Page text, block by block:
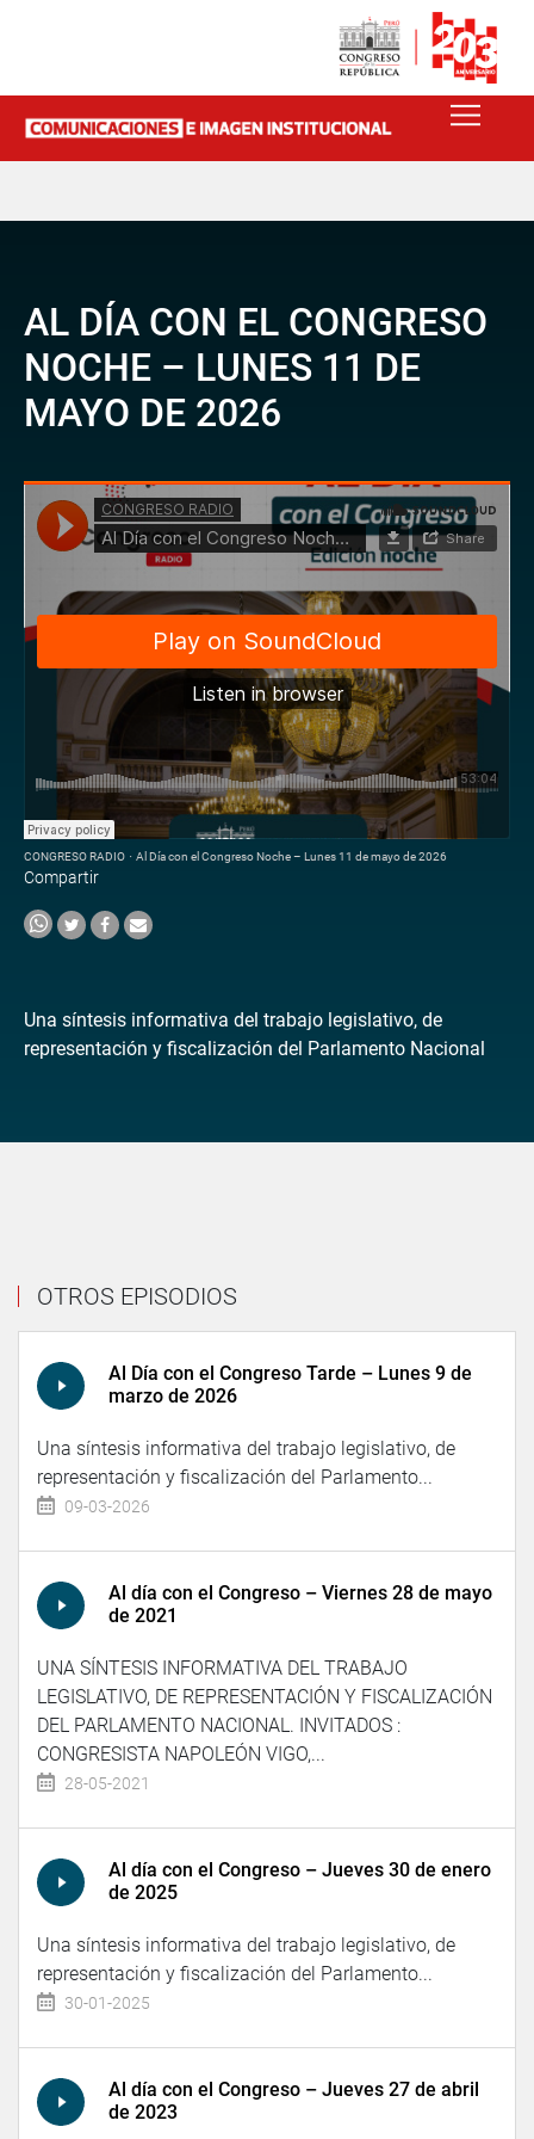
AL DÍA CON EL CONGRESO
NOCHE – LUNES 11 DE
MAYO DE 2026
CONGRESO RADIO · Al Día con el Congreso Noche – Lunes 11 de mayo de 2026
Compartir
Una síntesis informativa del trabajo legislativo, de
representación y fiscalización del Parlamento Nacional
OTROS EPISODIOS
Al Día con el Congreso Tarde – Lunes 9 de
marzo de 2026
Una síntesis informativa del trabajo legislativo, de
representación y fiscalización del Parlamento...
09-03-2026
Al día con el Congreso – Viernes 28 de mayo
de 2021
UNA SÍNTESIS INFORMATIVA DEL TRABAJO
LEGISLATIVO, DE REPRESENTACIÓN Y FISCALIZACIÓN
DEL PARLAMENTO NACIONAL. INVITADOS :
CONGRESISTA NAPOLEÓN VIGO,...
28-05-2021
Al día con el Congreso – Jueves 30 de enero
de 2025
Una síntesis informativa del trabajo legislativo, de
representación y fiscalización del Parlamento...
30-01-2025
Al día con el Congreso – Jueves 27 de abril
de 2023